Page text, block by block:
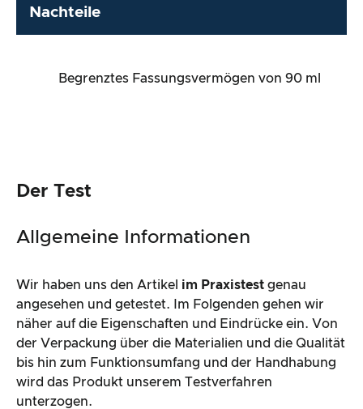
Nachteile
Begrenztes Fassungsvermögen von 90 ml
Der Test
Allgemeine Informationen
Wir haben uns den Artikel im Praxistest genau
angesehen und getestet. Im Folgenden gehen wir
näher auf die Eigenschaften und Eindrücke ein. Von
der Verpackung über die Materialien und die Qualität
bis hin zum Funktionsumfang und der Handhabung
wird das Produkt unserem Testverfahren
unterzogen.